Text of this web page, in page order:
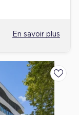
En savoir plus